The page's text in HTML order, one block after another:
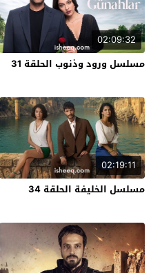
02:09:32
مسلسل ورود وذنوب الحلقة 31
02:19:11
مسلسل الخليفة الحلقة 34